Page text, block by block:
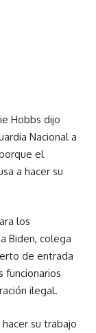
Hobbs dijo
Nacional a
el
a hacer su
los
Biden, colega
de entrada
funcionarios
ilegal.
su trabajo